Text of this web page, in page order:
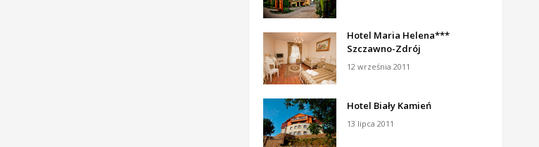
Hotel Maria Helena***
Szczawno-Zdrój
12 września 2011
Hotel Biały Kamień
13 lipca 2011